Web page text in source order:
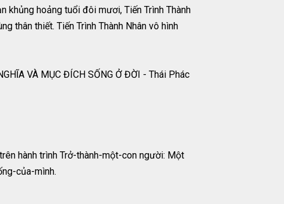
khủng hoảng tuổi đôi mươi, Tiến Trình Thành
thân thiết. Tiến Trình Thành Nhân vô hình
VÀ MỤC ĐÍCH SỐNG Ở ĐỜI - Thái Phác
hành trình Trở-thành-một-con người: Một
của-mình.